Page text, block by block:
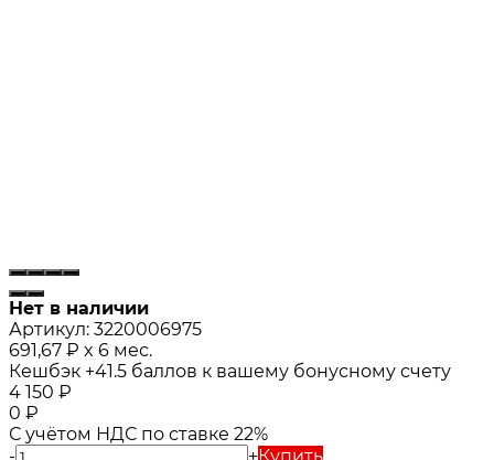
Нет в наличии
Артикул: 3220006975
691,67 ₽ x 6 мес.
Кешбэк +41.5 баллов к вашему бонусному счету
4 150 ₽
0 ₽
С учётом НДС по ставке 22%